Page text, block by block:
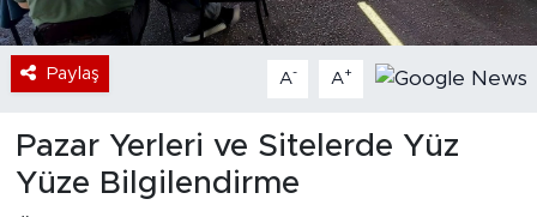
Paylaş A- A+
Pazar Yerleri ve Sitelerde Yüz
Yüze Bilgilendirme